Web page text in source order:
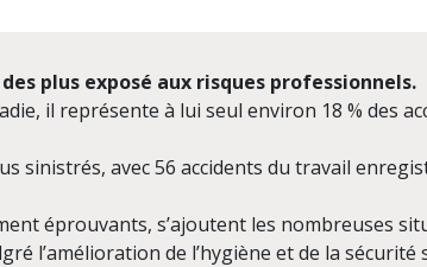
plus exposé aux risques professionnels.
il représente à lui seul environ 18 % des
sinistrés, avec 56 accidents du travail
éprouvants, s’ajoutent les nombreuses
l’amélioration de l’hygiène et de la sécurité